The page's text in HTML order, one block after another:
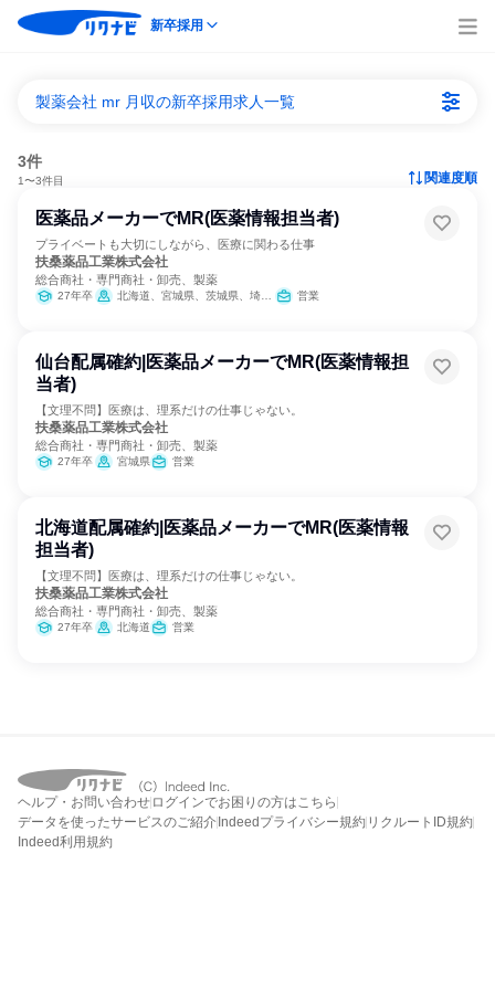
新卒採用
製薬会社 mr 月収の新卒採用求人一覧
3件
1〜3件目 関連度順
医薬品メーカーでMR(医薬情報担当者)
プライベートも大切にしながら、医療に関わる仕事
扶桑薬品工業株式会社
総合商社・専門商社・卸売、製薬
27年卒 北海道、宮城県、茨城県、埼玉県、千葉県、東京都、神奈川県、新潟県、石川県、長野県、静岡県、愛知県、京都府、大阪府、兵庫県、岡山県、広島県、福岡県、鹿児島県、沖縄県 営業
仙台配属確約|医薬品メーカーでMR(医薬情報担
当者)
【文理不問】医療は、理系だけの仕事じゃない。
扶桑薬品工業株式会社
総合商社・専門商社・卸売、製薬
27年卒 宮城県 営業
北海道配属確約|医薬品メーカーでMR(医薬情報
担当者)
【文理不問】医療は、理系だけの仕事じゃない。
扶桑薬品工業株式会社
総合商社・専門商社・卸売、製薬
27年卒 北海道 営業
ヘルプ・お問い合わせ ログインでお困りの方はこちら
データを使ったサービスのご紹介 Indeedプライバシー規約 リクルートID規約
Indeed利用規約